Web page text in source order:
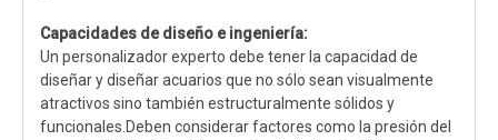
Capacidades de diseño e ingeniería:
Un personalizador experto debe tener la capacidad de
diseñar y diseñar acuarios que no sólo sean visualmente
atractivos sino también estructuralmente sólidos y
funcionales.Deben considerar factores como la presión del